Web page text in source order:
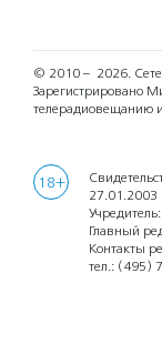
© 2010 – 2026.
Зарегистрировано
телерадиовещанию
18+
27.01.2003
Главный
Контакты
тел.: (495)